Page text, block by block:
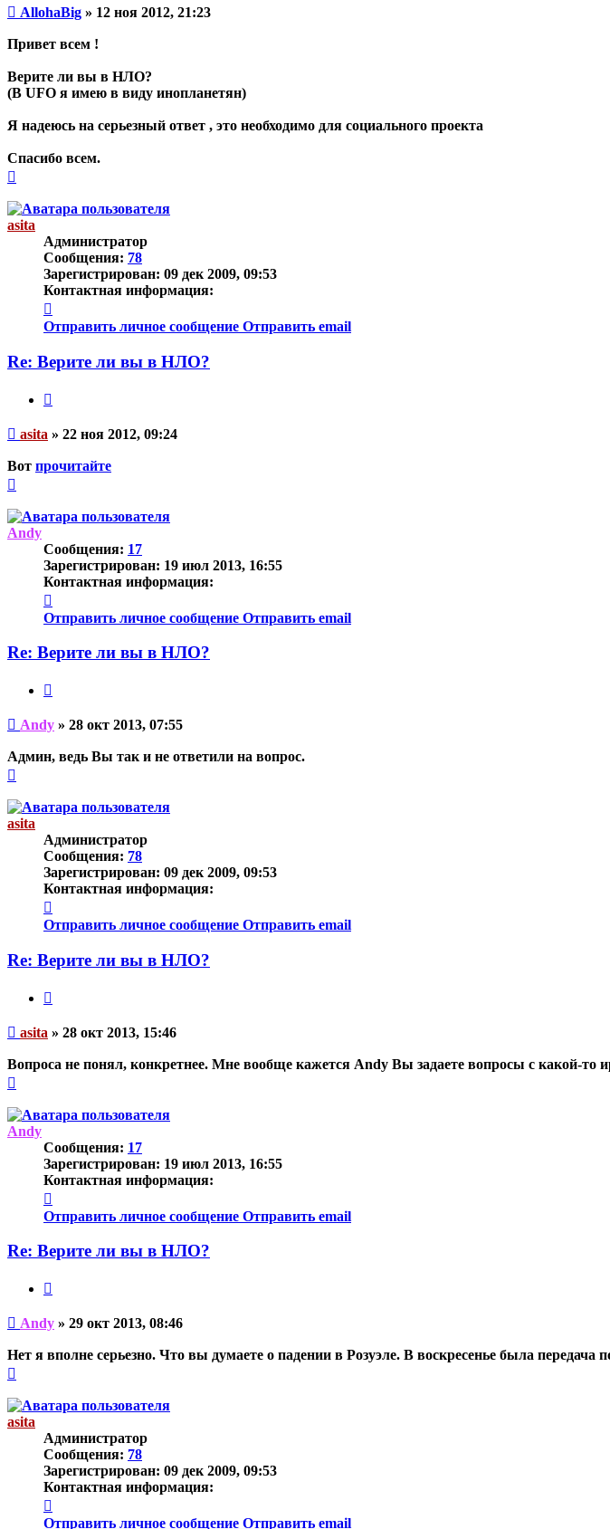
Непрочитанное
сообщение
AllohaBig » 12 ноя 2012, 21:23
Привет всем !
Верите ли вы в НЛО?
(В UFO я имею в виду инопланетян)
Я надеюсь на серьезный ответ , это необходимо для социального проекта
Спасибо всем.
началу
asita
Администратор
Сообщения: 78
Зарегистрирован: 09 дек 2009, 09:53
Контактная информация:
информация
пользователя
Отправить личное сообщение Отправить email
Re: Верите ли вы в НЛО?
Непрочитанное
asita » 22 ноя 2012, 09:24
Вот прочитайте
началу
Andy
Сообщения: 17
Зарегистрирован: 19 июл 2013, 16:55
Контактная информация:
информация
пользователя
Отправить личное сообщение Отправить email
Re: Верите ли вы в НЛО?
Непрочитанное
сообщение
Andy » 28 окт 2013, 07:55
Админ, ведь Вы так и не ответили на вопрос.
началу
asita
Администратор
Сообщения: 78
Зарегистрирован: 09 дек 2009, 09:53
Контактная информация:
информация
пользователя
Отправить личное сообщение Отправить email
Re: Верите ли вы в НЛО?
Непрочитанное
asita » 28 окт 2013, 15:46
Вопроса не понял, конкретнее. Мне вообще кажется Andy Вы задаете вопросы с какой-то
началу
Andy
Сообщения: 17
Зарегистрирован: 19 июл 2013, 16:55
Контактная информация:
информация
пользователя
Отправить личное сообщение Отправить email
Re: Верите ли вы в НЛО?
Непрочитанное
сообщение
Andy » 29 окт 2013, 08:46
Нет я вполне серьезно. Что вы думаете о падении в Розуэле. В воскресенье была
началу
asita
Администратор
Сообщения: 78
Зарегистрирован: 09 дек 2009, 09:53
Контактная информация:
информация
Отправить личное сообщение Отправить email